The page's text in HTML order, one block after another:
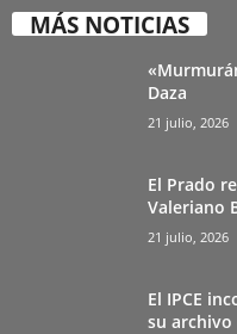
MÁS NOTICIAS
Daza
21 julio, 2026
El Prado
Valeriano
21 julio, 2026
El IPCE
su